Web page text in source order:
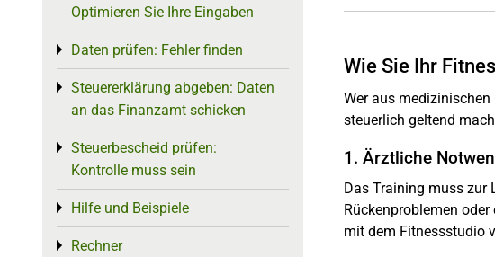
Wie Sie Ihr
Wer aus
steuerlich geltend
1. Ärztliche
Das Training muss zur
Rückenproblemen
mit dem Fitnessstudio
Optimieren Sie Ihre Eingaben
Daten prüfen: Fehler finden
Toggle menu
Steuererklärung abgeben: Daten
an das Finanzamt schicken
Toggle menu
Steuerbescheid prüfen:
Kontrolle muss sein
Toggle menu
Hilfe und Beispiele
Toggle menu
Rechner
Toggle menu